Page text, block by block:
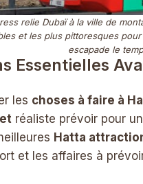
relie Dubaï à la ville de
et les plus pittoresques
escapade le
Essentielles
les choses à faire à
réaliste prévoir pour
Hatta
et les affaires à